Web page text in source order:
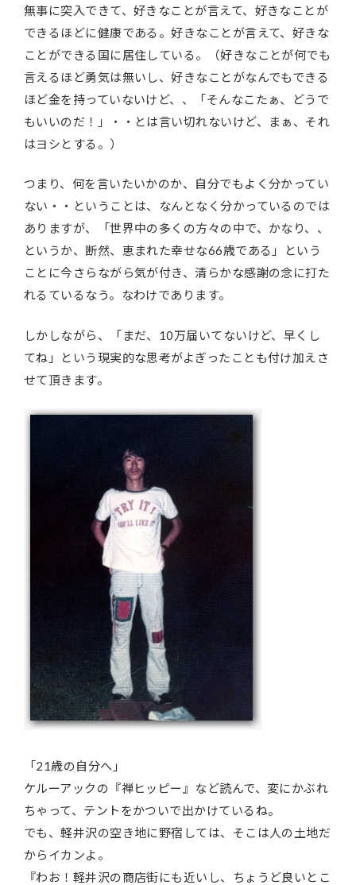
無事に突入できて、好きなことが言えて、好きなことが
できるほどに健康である。好きなことが言えて、好きな
ことができる国に居住している。（好きなことが何でも
言えるほど勇気は無いし、好きなことがなんでもできる
ほど金を持っていないけど、、「そんなこたぁ、どうで
もいいのだ！」・・とは言い切れないけど、まぁ、それ
はヨシとする。）
つまり、何を言いたいかのか、自分でもよく分かってい
ない・・ということは、なんとなく分かっているのでは
ありますが、「世界中の多くの方々の中で、かなり、、
というか、断然、恵まれた幸せな66歳である」という
ことに今さらながら気が付き、清らかな感謝の念に打た
れるているなう。なわけであります。
しかしながら、「まだ、10万届いてないけど、早くし
てね」という現実的な思考がよぎったことも付け加えさ
せて頂きます。
「21歳の自分へ」
ケルーアックの『禅ヒッピー』など読んで、変にかぶれ
ちゃって、テントをかついで出かけているね。
でも、軽井沢の空き地に野宿しては、そこは人の土地だ
からイカンよ。
『わお！軽井沢の商店街にも近いし、ちょうど良いとこ